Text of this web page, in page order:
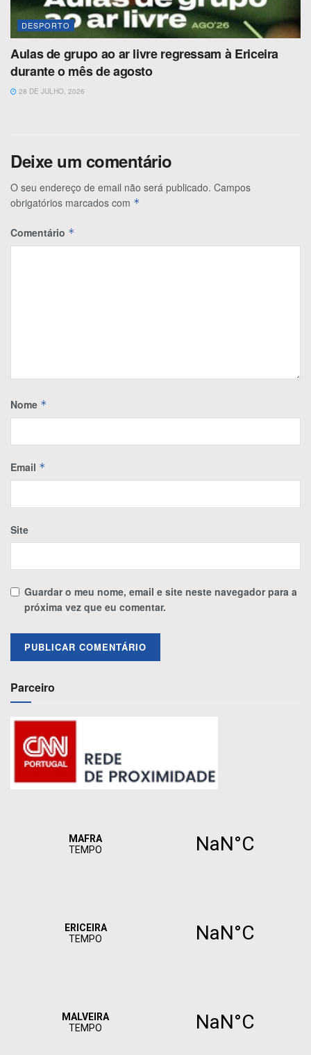
DESPORTO
Aulas de grupo ao ar livre regressam à Ericeira
durante o mês de agosto
28 DE JULHO, 2026
Deixe um comentário
O seu endereço de email não será publicado. Campos
obrigatórios marcados com *
Comentário *
Nome *
Email *
Site
Guardar o meu nome, email e site neste navegador para a
próxima vez que eu comentar.
Parceiro